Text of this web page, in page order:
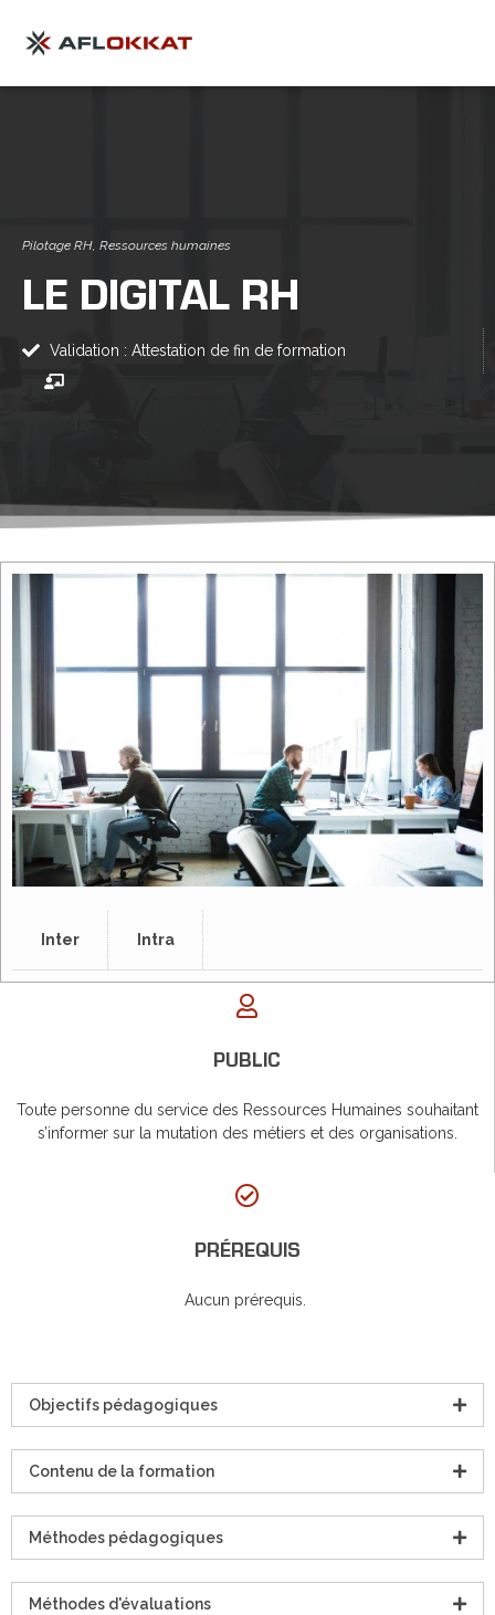
Pilotage RH Ressources humaines
LE DIGITAL RH
Validation : Attestation de fin de formation
PUBLIC
Toute personne du service des Ressources Humaines souhaitant
s’informer sur la mutation des métiers et des organisations.
PRÉREQUIS
Aucun prérequis.
Objectifs pédagogiques
Contenu de la formation
Méthodes pédagogiques
Méthodes d'évaluations
Inter Intra